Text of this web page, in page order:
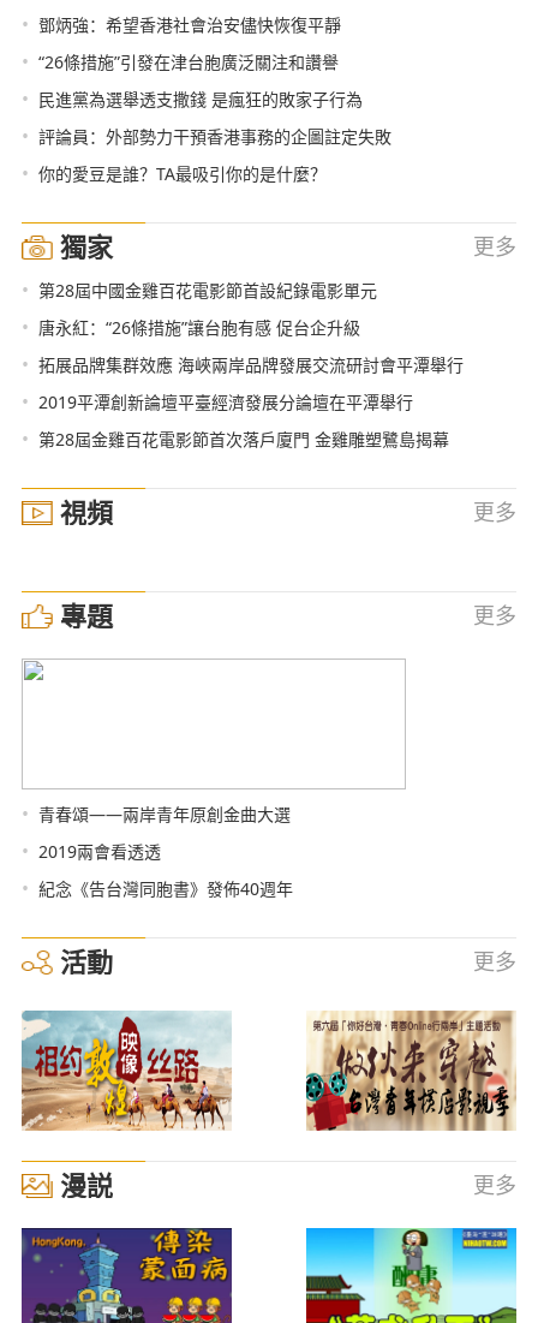
• 鄧炳強：希望香港社會治安儘快恢復平靜
• “26條措施”引發在津台胞廣泛關注和讚譽
• 民進黨為選舉透支撒錢 是瘋狂的敗家子行為
• 評論員：外部勢力干預香港事務的企圖註定失敗
• 你的愛豆是誰？TA最吸引你的是什麼？
獨家 更多
• 第28屆中國金雞百花電影節首設紀錄電影單元
• 唐永紅：“26條措施”讓台胞有感 促台企升級
• 拓展品牌集群效應 海峽兩岸品牌發展交流研討會平潭舉行
• 2019平潭創新論壇平臺經濟發展分論壇在平潭舉行
• 第28屆金雞百花電影節首次落戶廈門 金雞雕塑鷺島揭幕
視頻 更多
專題 更多
• 青春頌——兩岸青年原創金曲大選
• 2019兩會看透透
• 紀念《告台灣同胞書》發佈40週年
活動 更多
漫説 更多